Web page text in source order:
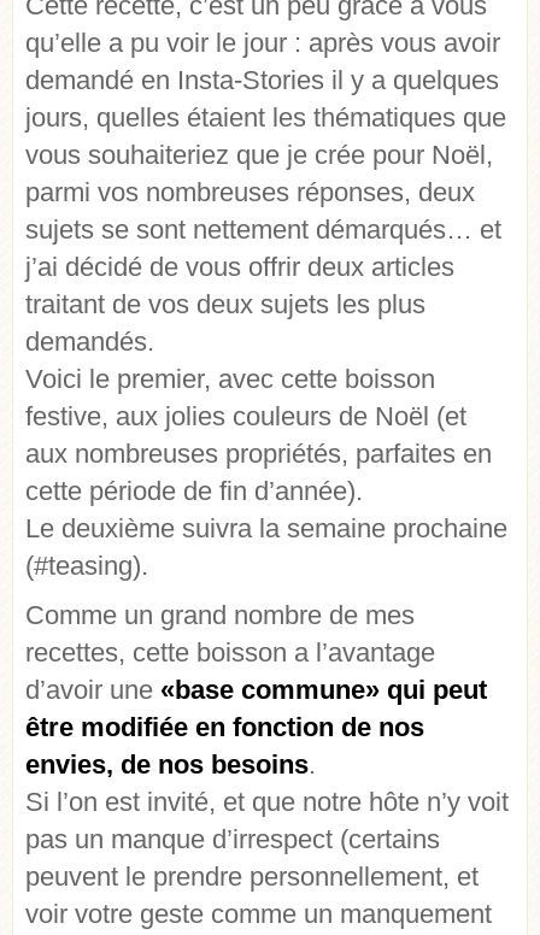
qu’elle a pu voir le jour : après vous avoir
demandé en Insta-Stories il y a quelques
jours, quelles étaient les thématiques que
vous souhaiteriez que je crée pour Noël,
parmi vos nombreuses réponses, deux
sujets se sont nettement démarqués… et
j’ai décidé de vous offrir deux articles
traitant de vos deux sujets les plus
demandés.
Voici le premier, avec cette boisson
festive, aux jolies couleurs de Noël (et
aux nombreuses propriétés, parfaites en
cette période de fin d’année).
Le deuxième suivra la semaine prochaine
(#teasing).
Comme un grand nombre de mes
recettes, cette boisson a l’avantage
d’avoir une «base commune» qui peut
être modifiée en fonction de nos
envies, de nos besoins.
Si l’on est invité, et que notre hôte n’y voit
pas un manque d’irrespect (certains
peuvent le prendre personnellement, et
voir votre geste comme un manquement